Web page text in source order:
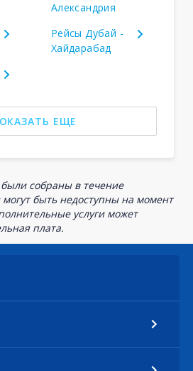
Александрия
Рейсы Дубай -
Хайдарабад
ЕЩЕ
собраны в течение
могут быть недоступны на момент
услуги может
плата.